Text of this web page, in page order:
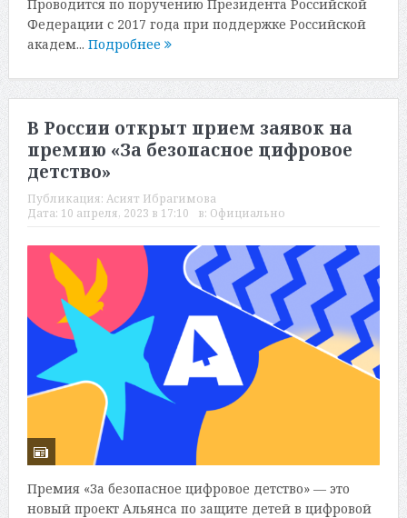
Проводится по поручению Президента Российской
Федерации с 2017 года при поддержке Российской
академ... Подробнее
В России открыт прием заявок на
премию «За безопасное цифровое
детство»
Публикация: Асият Ибрагимова
Дата: 10 апреля, 2023 в 17:10 в: Официально
Премия «За безопасное цифровое детство» — это
новый проект Альянса по защите детей в цифровой